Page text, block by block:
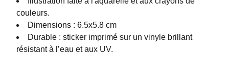
couleurs.
Dimensions : 6.5x5.8 cm
Durable : sticker imprimé sur un vinyle brillant
résistant à l’eau et aux UV.